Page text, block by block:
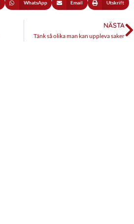
WhatsApp Email Utskrift
NÄSTA
Tänk så olika man kan uppleva saker